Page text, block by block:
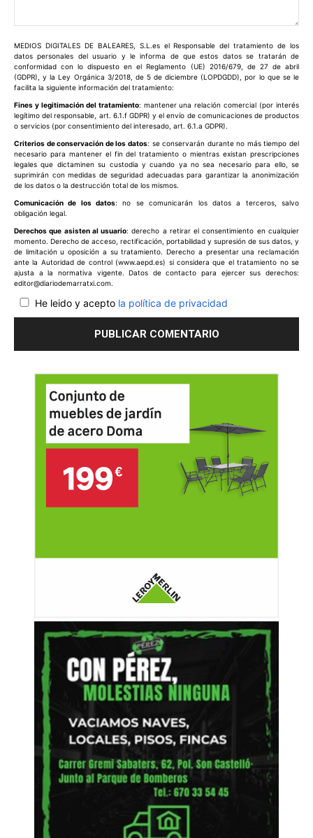
MEDIOS DIGITALES DE BALEARES, S.L.es el Responsable del tratamiento de los
datos personales del usuario y le informa de que estos datos se tratarán de
conformidad con lo dispuesto en el Reglamento (UE) 2016/679, de 27 de abril
(GDPR), y la Ley Orgánica 3/2018, de 5 de diciembre (LOPDGDD), por lo que se le
facilita la siguiente información del tratamiento:
Fines y legitimación del tratamiento: mantener una relación comercial (por interés
legítimo del responsable, art. 6.1.f GDPR) y el envío de comunicaciones de productos
o servicios (por consentimiento del interesado, art. 6.1.a GDPR).
Criterios de conservación de los datos: se conservarán durante no más tiempo del
necesario para mantener el fin del tratamiento o mientras existan prescripciones
legales que dictaminen su custodia y cuando ya no sea necesario para ello, se
suprimirán con medidas de seguridad adecuadas para garantizar la anonimización
de los datos o la destrucción total de los mismos.
Comunicación de los datos: no se comunicarán los datos a terceros, salvo
obligación legal.
Derechos que asisten al usuario: derecho a retirar el consentimiento en cualquier
momento. Derecho de acceso, rectificación, portabilidad y supresión de sus datos, y
de limitación u oposición a su tratamiento. Derecho a presentar una reclamación
ante la Autoridad de control (www.aepd.es) si considera que el tratamiento no se
ajusta a la normativa vigente. Datos de contacto para ejercer sus derechos:
editor@diariodemarratxi.com.
He leido y acepto la política de privacidad